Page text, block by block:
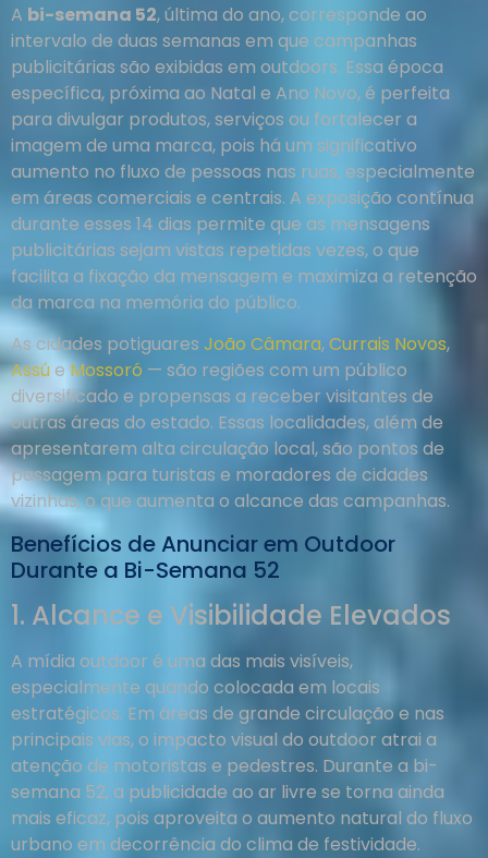
A bi-semana 52, última do ano, corresponde ao
intervalo de duas semanas em que campanhas
publicitárias são exibidas em outdoors. Essa época
específica, próxima ao Natal e Ano Novo, é perfeita
para divulgar produtos, serviços ou fortalecer a
imagem de uma marca, pois há um significativo
aumento no fluxo de pessoas nas ruas, especialmente
em áreas comerciais e centrais. A exposição contínua
durante esses 14 dias permite que as mensagens
publicitárias sejam vistas repetidas vezes, o que
facilita a fixação da mensagem e maximiza a retenção
da marca na memória do público.
As cidades potiguares João Câmara,Currais Novos,
Assú e Mossoró — são regiões com um público
diversificado e propensas a receber visitantes de
outras áreas do estado. Essas localidades, além de
apresentarem alta circulação local, são pontos de
passagem para turistas e moradores de cidades
vizinhas, o que aumenta o alcance das campanhas.
Benefícios de Anunciar em Outdoor
Durante a Bi-Semana 52
1. Alcance e Visibilidade Elevados
A mídia outdoor é uma das mais visíveis,
especialmente quando colocada em locais
estratégicos. Em áreas de grande circulação e nas
principais vias, o impacto visual do outdoor atrai a
atenção de motoristas e pedestres. Durante a bi-
semana 52, a publicidade ao ar livre se torna ainda
mais eficaz, pois aproveita o aumento natural do fluxo
urbano em decorrência do clima de festividade.